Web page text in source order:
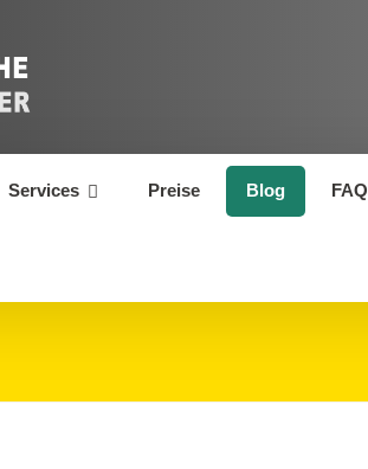
Services Preise Blog FAQ